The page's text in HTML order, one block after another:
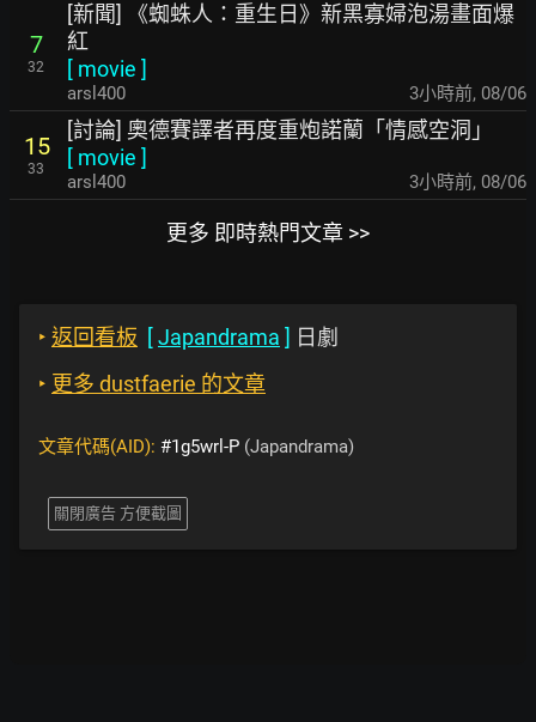
7
32
[新聞] 《蜘蛛人：重生日》新黑寡婦泡湯畫面爆
紅
[ movie ]
arsl400 3小時前, 08/06
15
33
[討論] 奧德賽譯者再度重炮諾蘭「情感空洞」
[ movie ]
arsl400 3小時前, 08/06
更多 即時熱門文章 >>
‣ 返回看板 [Japandrama ] 日劇
‣ 更多 dustfaerie 的文章
文章代碼(AID): #1g5wrl-P (Japandrama)
關閉廣告 方便截圖